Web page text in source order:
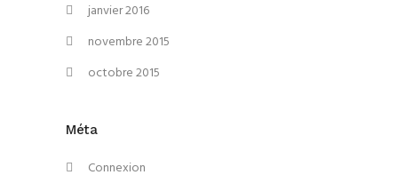
janvier 2016
novembre 2015
octobre 2015
Méta
Connexion